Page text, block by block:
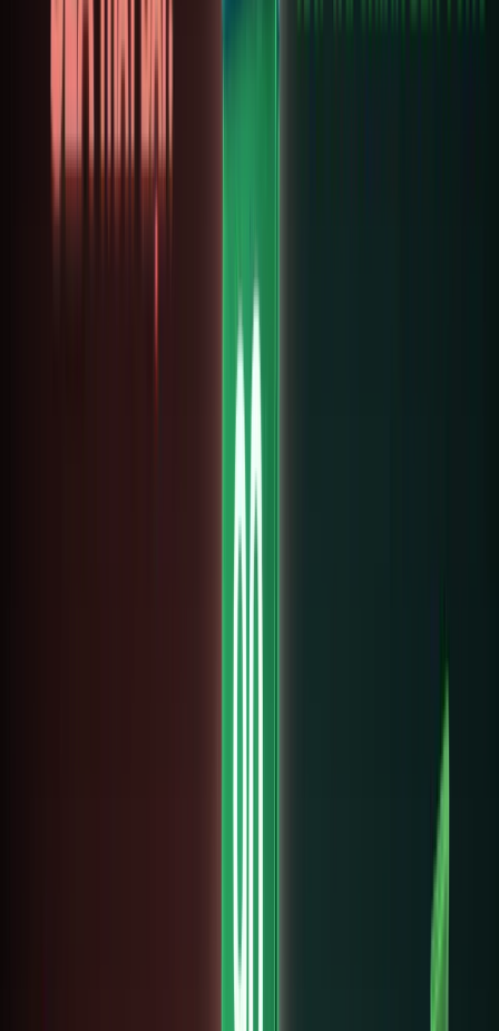
nhỏ
trên
14 tháng
3, 2026